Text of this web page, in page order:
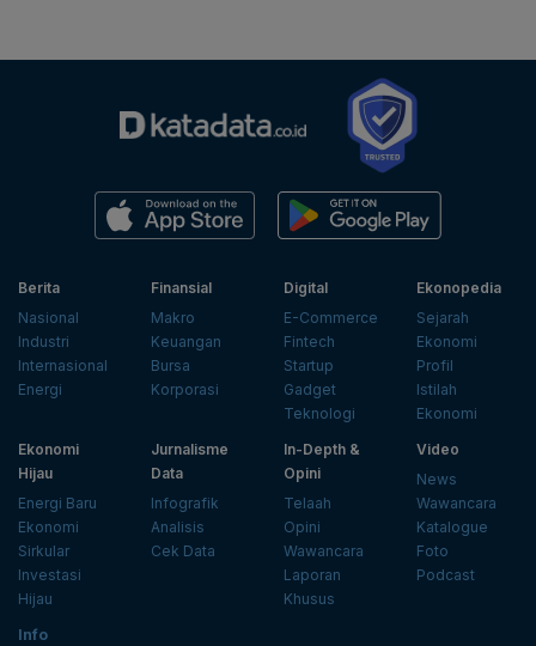
Berita
Nasional
Industri
Internasional
Energi
Finansial
Makro
Keuangan
Bursa
Korporasi
Digital
E-Commerce
Fintech
Startup
Gadget
Teknologi
Ekonopedia
Sejarah
Ekonomi
Profil
Istilah
Ekonomi
Ekonomi
Hijau
Energi Baru
Ekonomi
Sirkular
Investasi
Hijau
Jurnalisme
Data
Infografik
Analisis
Cek Data
In-Depth &
Opini
Telaah
Opini
Wawancara
Laporan
Khusus
Video
News
Wawancara
Katalogue
Foto
Podcast
Info